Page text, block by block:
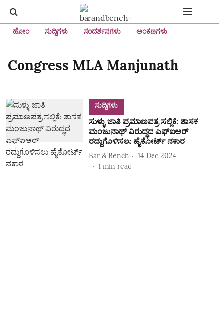
ಹೋಂ ಸುದ್ದಿಗಳು ಸಂದರ್ಶನಗಳು ಅಂಕಣಗಳು
Congress MLA Manjunath
ಸುದ್ದಿಗಳು
ಸುಳ್ಳು ಜಾತಿ ಪ್ರಮಾಣಪತ್ರ ಸಲ್ಲಿಕೆ: ಶಾಸಕ
ಮಂಜುನಾಥ್‌ ವಿರುದ್ಧದ ಎಫ್‌ಐಆರ್‌
ರದ್ದುಗೊಳಿಸಲು ಹೈಕೋರ್ಟ್‌ ನಕಾರ
Bar & Bench
14 Dec 2024
1 min read